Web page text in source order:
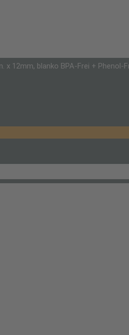
12mm, blanko BPA-Frei + Phenol-